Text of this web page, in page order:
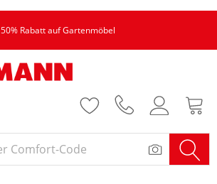
50% Rabatt auf Gartenmöbel